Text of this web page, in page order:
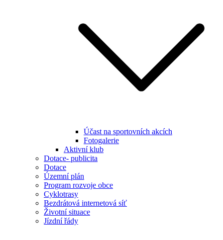
Účast na sportovních akcích
Fotogalerie
Aktivní klub
Dotace- publicita
Dotace
Územní plán
Program rozvoje obce
Cyklotrasy
Bezdrátová internetová síť
Životní situace
Jízdní řády